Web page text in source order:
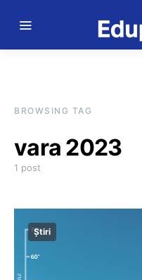
BROWSING TAG
vara 2023
1 post
Știri